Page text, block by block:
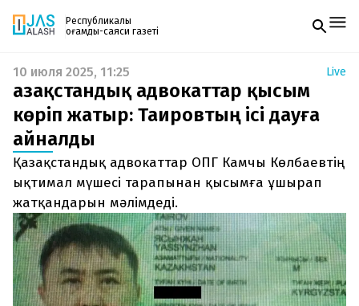
Республикалық
қоғамдық-саяси газеті
Жаңалықтар
Спорт
Live
Руханият
Аймақ
Архив
Заң және тәртіп
Редакциямен байланыс
+7 708 604 51 06
Жарнама бөлімі
+7 701 220 64 52
Пошта
zhasalash100@gmail.com
Газетке жазылу
PDF форматтағы газетті ай сайын электронды
поштаңызға алып отырыңыз. Жаңа нөмір
шыққан сәтте сізге бірден жіберіледі. Тек email
енгізіңіз, біз қалғанын өзіміз жібереміз.
10 июля 2025, 11:25 Live
Қазақстандық адвокаттар қысым
көріп жатыр: Таировтың ісі дауға
айналды
Қазақстандық адвокаттар ОПГ Камчы Көлбаевтің
ықтимал мүшесі тарапынан қысымға ұшырап
жатқандарын мәлімдеді.